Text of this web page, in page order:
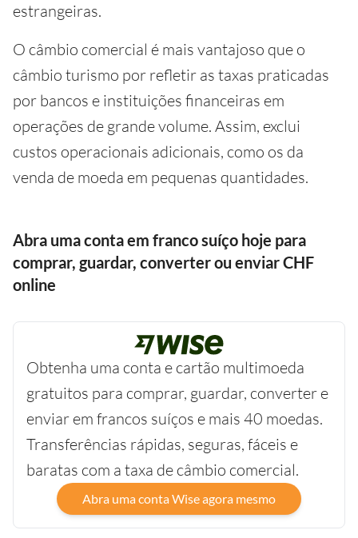
estrangeiras.
O câmbio comercial é mais vantajoso que o
câmbio turismo por refletir as taxas praticadas
por bancos e instituições financeiras em
operações de grande volume. Assim, exclui
custos operacionais adicionais, como os da
venda de moeda em pequenas quantidades.
Abra uma conta em franco suíço hoje para
comprar, guardar, converter ou enviar CHF
online
Obtenha uma conta e cartão multimoeda
gratuitos para comprar, guardar, converter e
enviar em francos suíços e mais 40 moedas.
Transferências rápidas, seguras, fáceis e
baratas com a taxa de câmbio comercial.
Abra uma conta Wise agora mesmo